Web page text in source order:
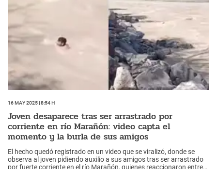
16 May 2025 | 8:54 h
Joven desaparece tras ser arrastrado por
corriente en río Marañón: video capta el
momento y la burla de sus amigos
El hecho quedó registrado en un video que se viralizó, donde se
observa al joven pidiendo auxilio a sus amigos tras ser arrastrado
por fuerte corriente en el río Marañón, quienes reaccionaron entre